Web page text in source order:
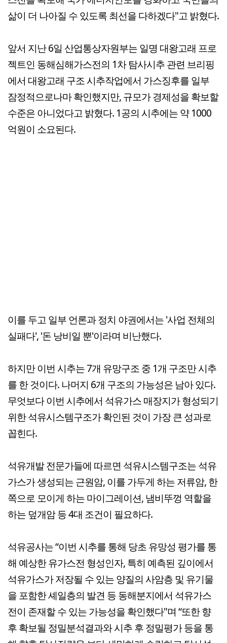
삶이 더 나아질 수 있도록 최선을 다하겠다"고 밝혔다.
앞서 지난 6일 산업통상자원부는 일명 대왕고래 프로
젝트인 동해심해가스전의 1차 탐사시추 관련 브리핑
에서 대왕고래 구조 시추작업에서 가스징후를 일부
잠정적으로나마 확인했지만, 규모가 경제성을 확보할
수준은 아니었다고 밝혔다. 1공의 시추에는 약 1000
억원이 소요된다.
이를 두고 일부 언론과 정치 야권에서는 '사업 전체의
실패다', '돈 낭비일 뿐'이라며 비난했다.
하지만 이번 시추는 7개 유망구조 중 1개 구조만 시추
를 한 것이다. 나머지 6개 구조의 가능성은 남아 있다.
무엇보다 이번 시추에서 석유가스 매장지가 형성되기
위한 석유시스템구조가 확인된 것이 가장 큰 성과로
꼽힌다.
석유개발 전문가들에 따르면 석유시스템구조는 석유
가스가 생성되는 근원암, 이를 가두게 하는 저류암, 한
쪽으로 모이게 하는 마이그레이션, 냄비뚜껑 역할을
하는 덮개암 등 4대 조건이 필요하다.
석유공사는 “이번 시추를 통해 당초 유망성 평가를 통
해 예상한 유가스전 형성인자, 특히 예측된 깊이에서
석유가스가 저장될 수 있는 양질의 사암층 및 유기물
을 포함한 셰일층의 발견 등 동해분지에서 석유가스
전이 존재할 수 있는 가능성을 확인했다"며 “또한 향
후 확보될 정밀분석결과와 시추 후 정밀평가 등을 통